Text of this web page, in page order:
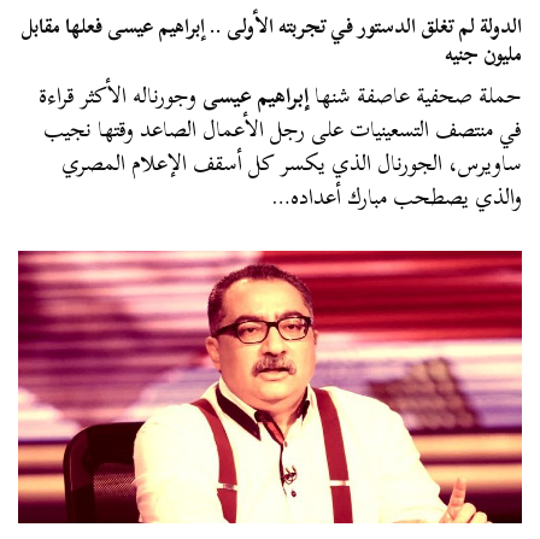
الدولة لم تغلق الدستور في تجربته الأولى .. إبراهيم عيسى فعلها مقابل
مليون جنيه
حملة صحفية عاصفة شنهاإبراهيم عيسىوجورناله الأكثر قراءة
في منتصف التسعينيات على رجل الأعمال الصاعد وقتها نجيب
ساويرس، الجورنال الذي يكسر كل أسقف الإعلام المصري
والذي يصطحب مبارك أعداده…